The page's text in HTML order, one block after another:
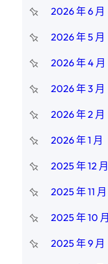
2026 年 6 月
2026 年 5 月
2026 年 4 月
2026 年 3 月
2026 年 2 月
2026 年 1 月
2025 年 12 月
2025 年 11 月
2025 年 10 月
2025 年 9 月